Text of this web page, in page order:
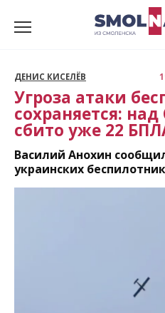
ДЕНИС КИСЕЛЁВ
Угроза атаки
сохраняется:
сбито уже 22
Василий Анохин
украинских